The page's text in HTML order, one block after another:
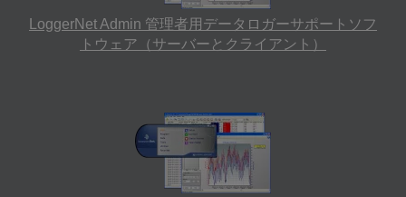
LoggerNet Admin 管理者用データロガーサポートソフ
トウェア（サーバーとクライアント）